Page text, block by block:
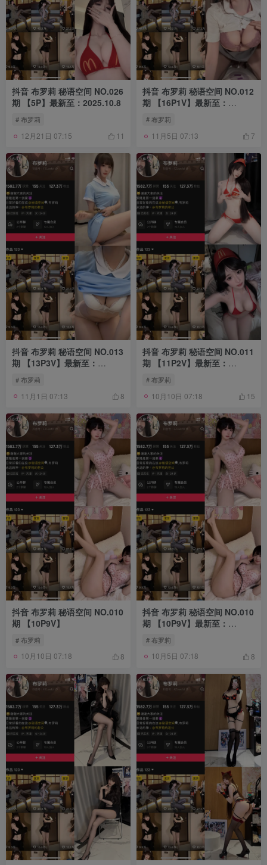
抖音 布罗莉 秘语空间 NO.026
期 【5P】最新至：2025.10.8
# 布罗莉
12月21日 07:15 11
抖音 布罗莉 秘语空间 NO.012
期 【16P1V】最新至：
2025.8.3
# 布罗莉
11月5日 07:13 7
抖音 布罗莉 秘语空间 NO.013
期 【13P3V】最新至：
# 布罗莉
11月1日 07:13 8
抖音 布罗莉 秘语空间 NO.011
期 【11P2V】最新至：
# 布罗莉
10月10日 07:18 15
抖音 布罗莉 秘语空间 NO.010
期 【10P9V】
# 布罗莉
10月10日 07:18 8
抖音 布罗莉 秘语空间 NO.010
期 【10P9V】最新至：
# 布罗莉
10月5日 07:18 8